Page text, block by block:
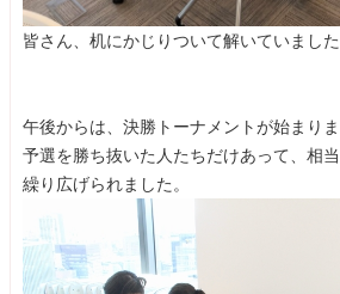
皆さん、机にかじりついて解いていました
午後からは、決勝トーナメントが始まりま
予選を勝ち抜いた人たちだけあって、相
繰り広げられました。